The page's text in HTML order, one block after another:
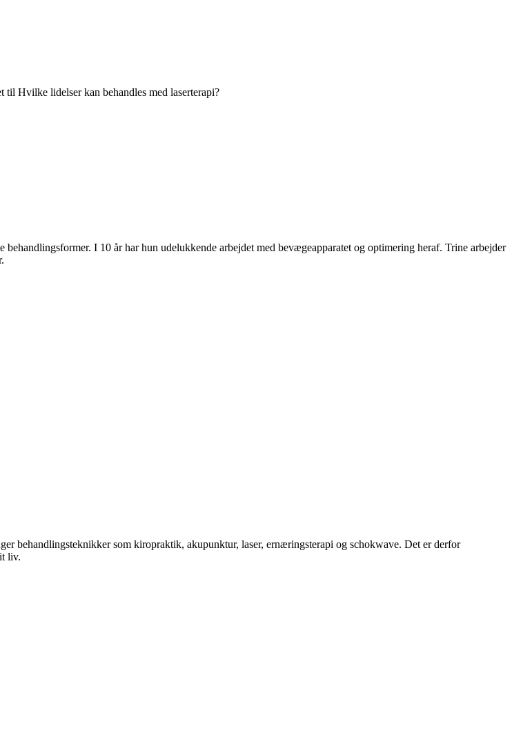
til Hvilke lidelser kan behandles med laserterapi?
I 10 år har hun udelukkende arbejdet med bevægeapparatet og optimering heraf. Trine arbejder
behandlingsteknikker som kiropraktik, akupunktur, laser, ernæringsterapi og schokwave. Det er derfor
liv.